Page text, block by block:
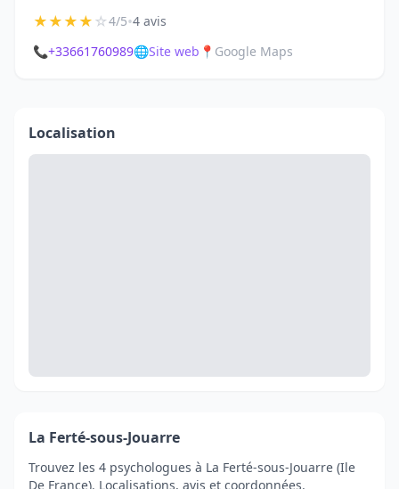
★★★★☆4/5•4 avis
📞+33661760989🌐Site web 📍 Google Maps
Localisation
La Ferté-sous-Jouarre
Trouvez les 4 psychologues à La Ferté-sous-Jouarre (Ile
De France). Localisations, avis et coordonnées.